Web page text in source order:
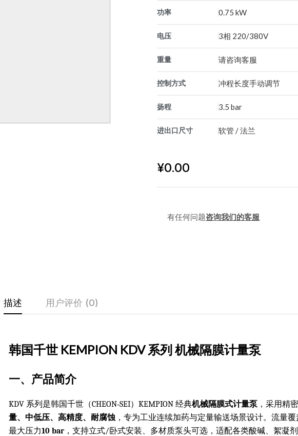
功率 0.75 kW
电压 3相 220/380V
重量 请咨询客服
控制方式 冲程长度手动调节
扬程 3.5 bar
进出口尺寸 软管 / 法兰
¥0.00
有任何问题咨询我们的客服
描述 用户评价 (0)
韩国千世 KEMPION KDV 系列 机械隔膜计量泵
一、产品简介
KDV 系列是韩国千世（CHEON‑SEI）KEMPION 经典机械隔膜式计量泵 ，采用精
量、中低压、高精度、耐腐蚀 ，专为工业连续加药与定量输送场景设计。流量覆
最大压力10 bar，支持立式/卧式安装、多材质泵头可选，适配各类酸碱、絮凝